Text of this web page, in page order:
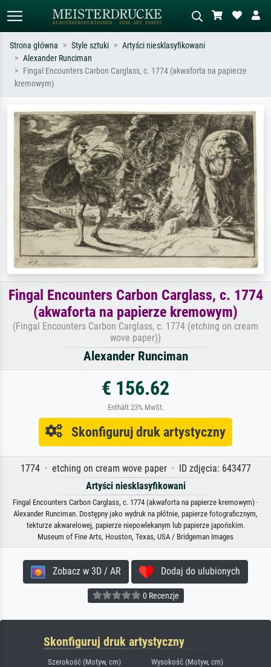
Wyszukiwanie standardowe Wyszukiwanie obrazów AI
Szukaj wg artysty, tytułu lub stylu – np.
impresjonizm, fala Hokusaia, akt.
stojący akt obok drzewa.
Strona główna Style sztuki
Artyści niesklasyfikowani
Alexander Runciman
Fingal Encounters Carbon Carglass, c. 1774 (akwaforta na papierze
kremowym)
Fingal Encounters Carbon Carglass, c. 1774
(akwaforta na papierze kremowym)
(Fingal Encounters Carbon Carglass, c. 1774 (etching on cream
wove paper))
Alexander Runciman
€ 156.62
Enthält 23% MwSt.
Skonfiguruj druk artystyczny
1774 · etching on cream wove paper · ID zdjęcia: 643477
Artyści niesklasyfikowani
Fingal Encounters Carbon Carglass, c. 1774 (akwaforta na papierze kremowym) ·
Alexander Runciman. Dostępny jako wydruk na płótnie, papierze fotograficznym,
tekturze akwarelowej, papierze niepowlekanym lub papierze japońskim.
Museum of Fine Arts, Houston, Texas, USA / Bridgeman Images
Zobacz w 3D / AR Dodaj do ulubionych
0 Recenzje
Skonfiguruj druk artystyczny
Szerokość (Motyw, cm) Wysokość (Motyw, cm)